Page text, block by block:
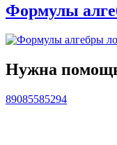
Формулы
Нужна
89085585294